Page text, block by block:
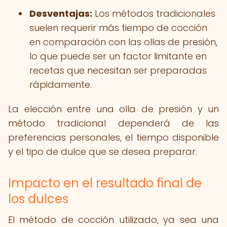
Desventajas: Los métodos tradicionales
suelen requerir más tiempo de cocción
en comparación con las ollas de presión,
lo que puede ser un factor limitante en
recetas que necesitan ser preparadas
rápidamente.
La elección entre una olla de presión y un
método tradicional dependerá de las
preferencias personales, el tiempo disponible
y el tipo de dulce que se desea preparar.
Impacto en el resultado final de
los dulces
El método de cocción utilizado, ya sea una